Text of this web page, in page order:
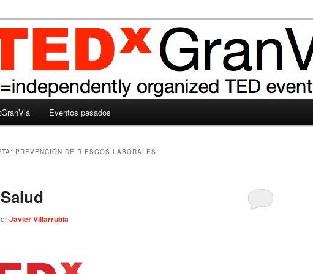
Eventos pasados
PREVENCIÓN DE RIESGOS LABORALES
Javier Villarrubia